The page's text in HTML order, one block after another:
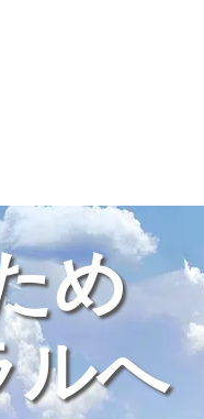
め
ルへ